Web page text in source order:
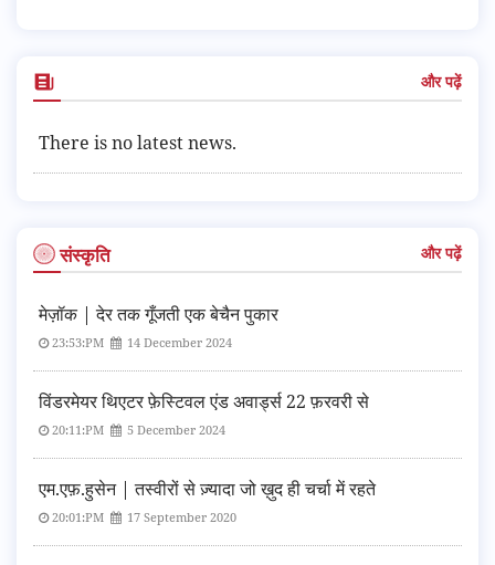
और पढ़ें
There is no latest news.
संस्कृति और पढ़ें
मेज़ॉक | देर तक गूँजती एक बेचैन पुकार
23:53:PM 14 December 2024
विंडरमेयर थिएटर फ़ेस्टिवल एंड अवार्ड्स 22 फ़रवरी से
20:11:PM 5 December 2024
एम.एफ़.हुसेन | तस्वीरों से ज़्यादा जो ख़ुद ही चर्चा में रहते
20:01:PM 17 September 2020